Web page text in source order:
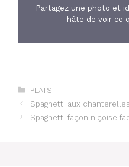
Partagez une photo et
hâte de voir ce
Catégories
PLATS
Spaghetti aux
Spaghetti façon niçoise